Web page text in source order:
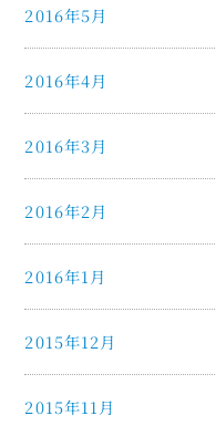
2016年5月
2016年4月
2016年3月
2016年2月
2016年1月
2015年12月
2015年11月